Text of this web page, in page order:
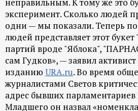
ы
й
п
о
эксперимент. Сколько людей
одни — мы показали. Теперь
людей представляет этот букет
партий вроде "Яблока",
сам Гудков», — заявил
изданию URA.ru. Во время
журналистами Светов
адрес бывших парламентариев
Младшего он назвал